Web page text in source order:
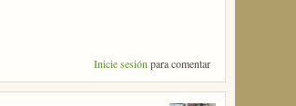
Inicie sesión para comentar